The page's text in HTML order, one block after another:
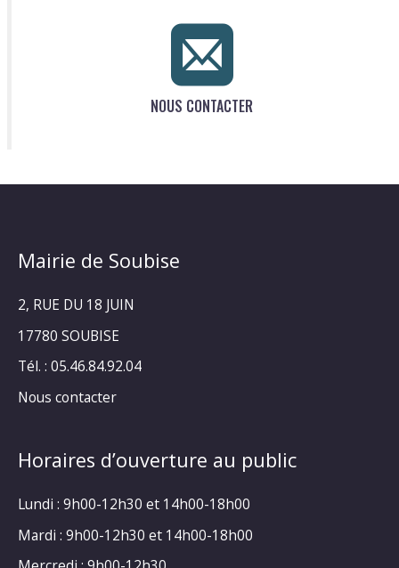
NOUS CONTACTER
Mairie de Soubise
2, RUE DU 18 JUIN
17780 SOUBISE
Tél. : 05.46.84.92.04
Nous contacter
Horaires d’ouverture au public
Lundi : 9h00-12h30 et 14h00-18h00
Mardi : 9h00-12h30 et 14h00-18h00